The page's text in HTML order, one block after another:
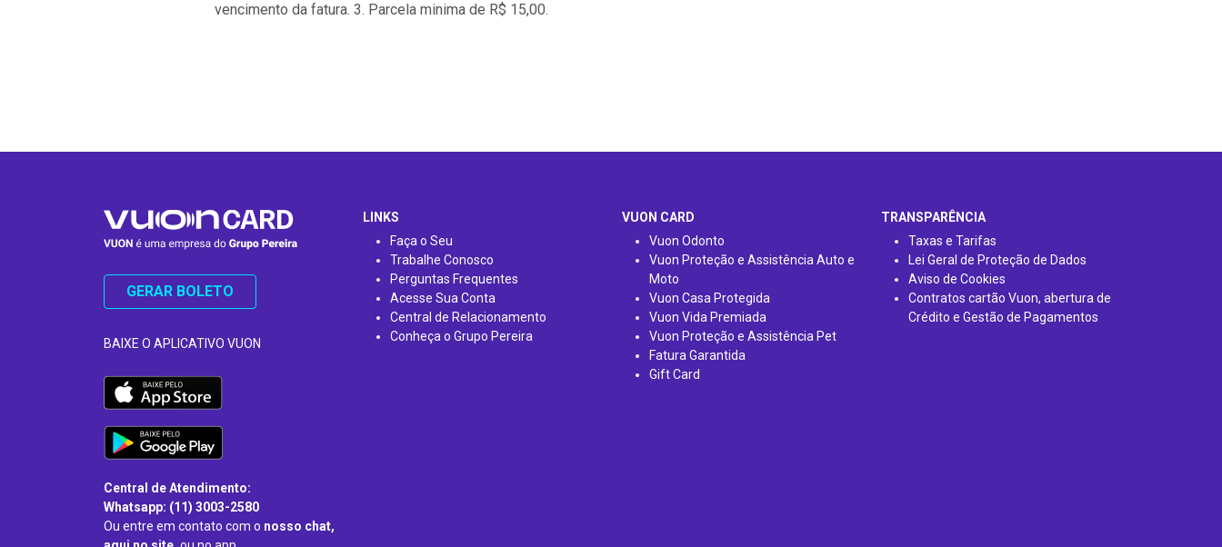
vencimento da fatura. 3. Parcela minima de R$ 15,00.
GERAR BOLETO
BAIXE O APLICATIVO VUON
Central de Atendimento:
Whatsapp: (11) 3003-2580
Ou entre em contato com o nosso chat,
LINKS
Faça o Seu
Trabalhe Conosco
Perguntas Frequentes
Acesse Sua Conta
Central de Relacionamento
Conheça o Grupo Pereira
VUON CARD
Vuon Odonto
Vuon Proteção e Assistência Auto e
Moto
Vuon Casa Protegida
Vuon Vida Premiada
Vuon Proteção e Assistência Pet
Fatura Garantida
Gift Card
TRANSPARÊNCIA
Taxas e Tarifas
Lei Geral de Proteção de Dados
Aviso de Cookies
Contratos cartão Vuon, abertura de
Crédito e Gestão de Pagamentos